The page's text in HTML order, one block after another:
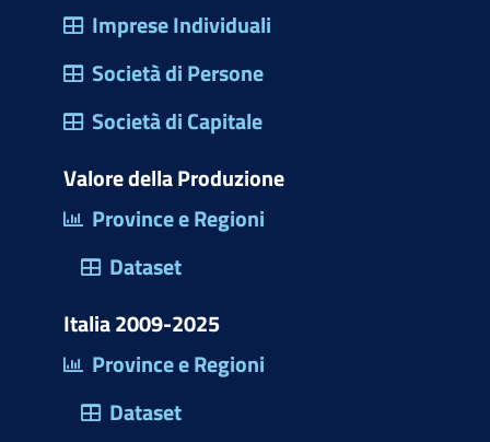
d
a
l
g
o
Imprese Individuali
Società di Persone
Società di Capitale
Valore della Produzione
Province e Regioni
Dataset
Italia 2009-2025
Province e Regioni
Dataset